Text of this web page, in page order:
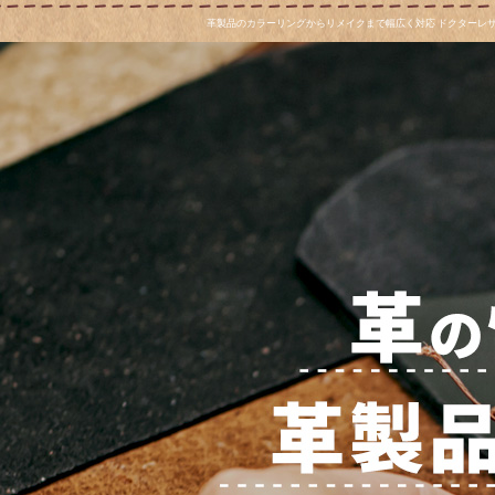
革製品のカラーリングからリメイクまで幅広く対応 ドクターレ